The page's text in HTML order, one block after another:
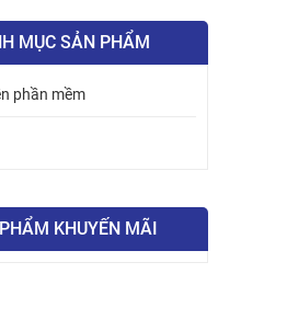
MỤC SẢN PHẨM
phần mềm
KHUYẾN MÃI